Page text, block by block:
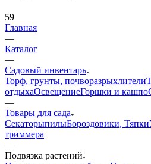
59
Главная
—
Каталог
—
Садовый инвентарь
Торф, грунты, почворазрыхлители
отдыхаОсвещениеГоршки и кашпо
—
Товары для сада
СекаторыпилыБороздовики, Тяпки
триммера
—
Подвязка растений